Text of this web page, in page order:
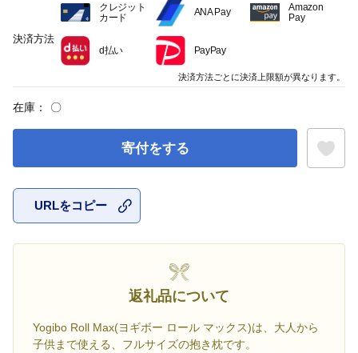
在庫： 〇
寄付をする
URLをコピー
返礼品について
Yogibo Roll Max(ヨギボー ロール マックス)は、大人から
子供まで使える、フルサイズの抱き枕です。
決済方法
クレジット
カード
ANA Pay
Amazon
Pay
d払い PayPay
決済方法ごとに決済上限額が異なります。